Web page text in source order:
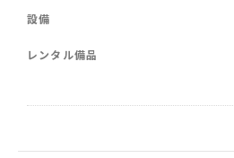
設備
レンタル備品